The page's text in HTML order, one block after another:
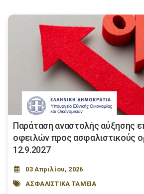
Παράταση αναστολής αύξησης
οφειλών προς ασφαλιστικούς
12.9.2027
03 Απριλίου, 2026
ΑΣΦΑΛΙΣΤΙΚΑ ΤΑΜΕΙΑ